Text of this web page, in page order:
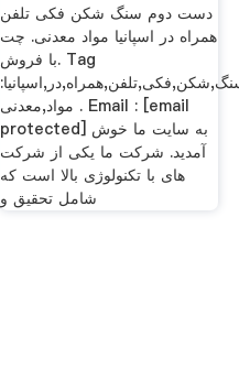
دست دوم سنگ شکن فکی تلفن
همراه در اسپانیا مواد معدنی. چت
با فروش. Tag
:دست,دوم,سنگ,شکن,فکی,تلفن,همراه,در,اسپانیا
مواد,معدنی . Email : [email
protected] به سایت ما خوش
آمدید. شرکت ما یکی از شرکت
های با تکنولوژی بالا است که
شامل تحقیق و